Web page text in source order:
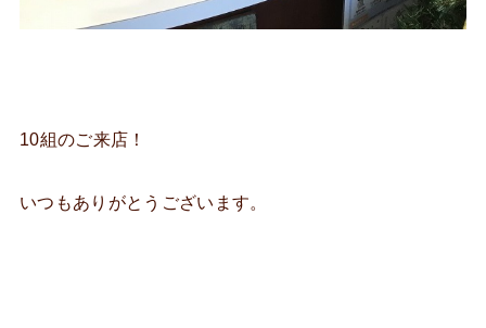
10組のご来店！
いつもありがとうございます。